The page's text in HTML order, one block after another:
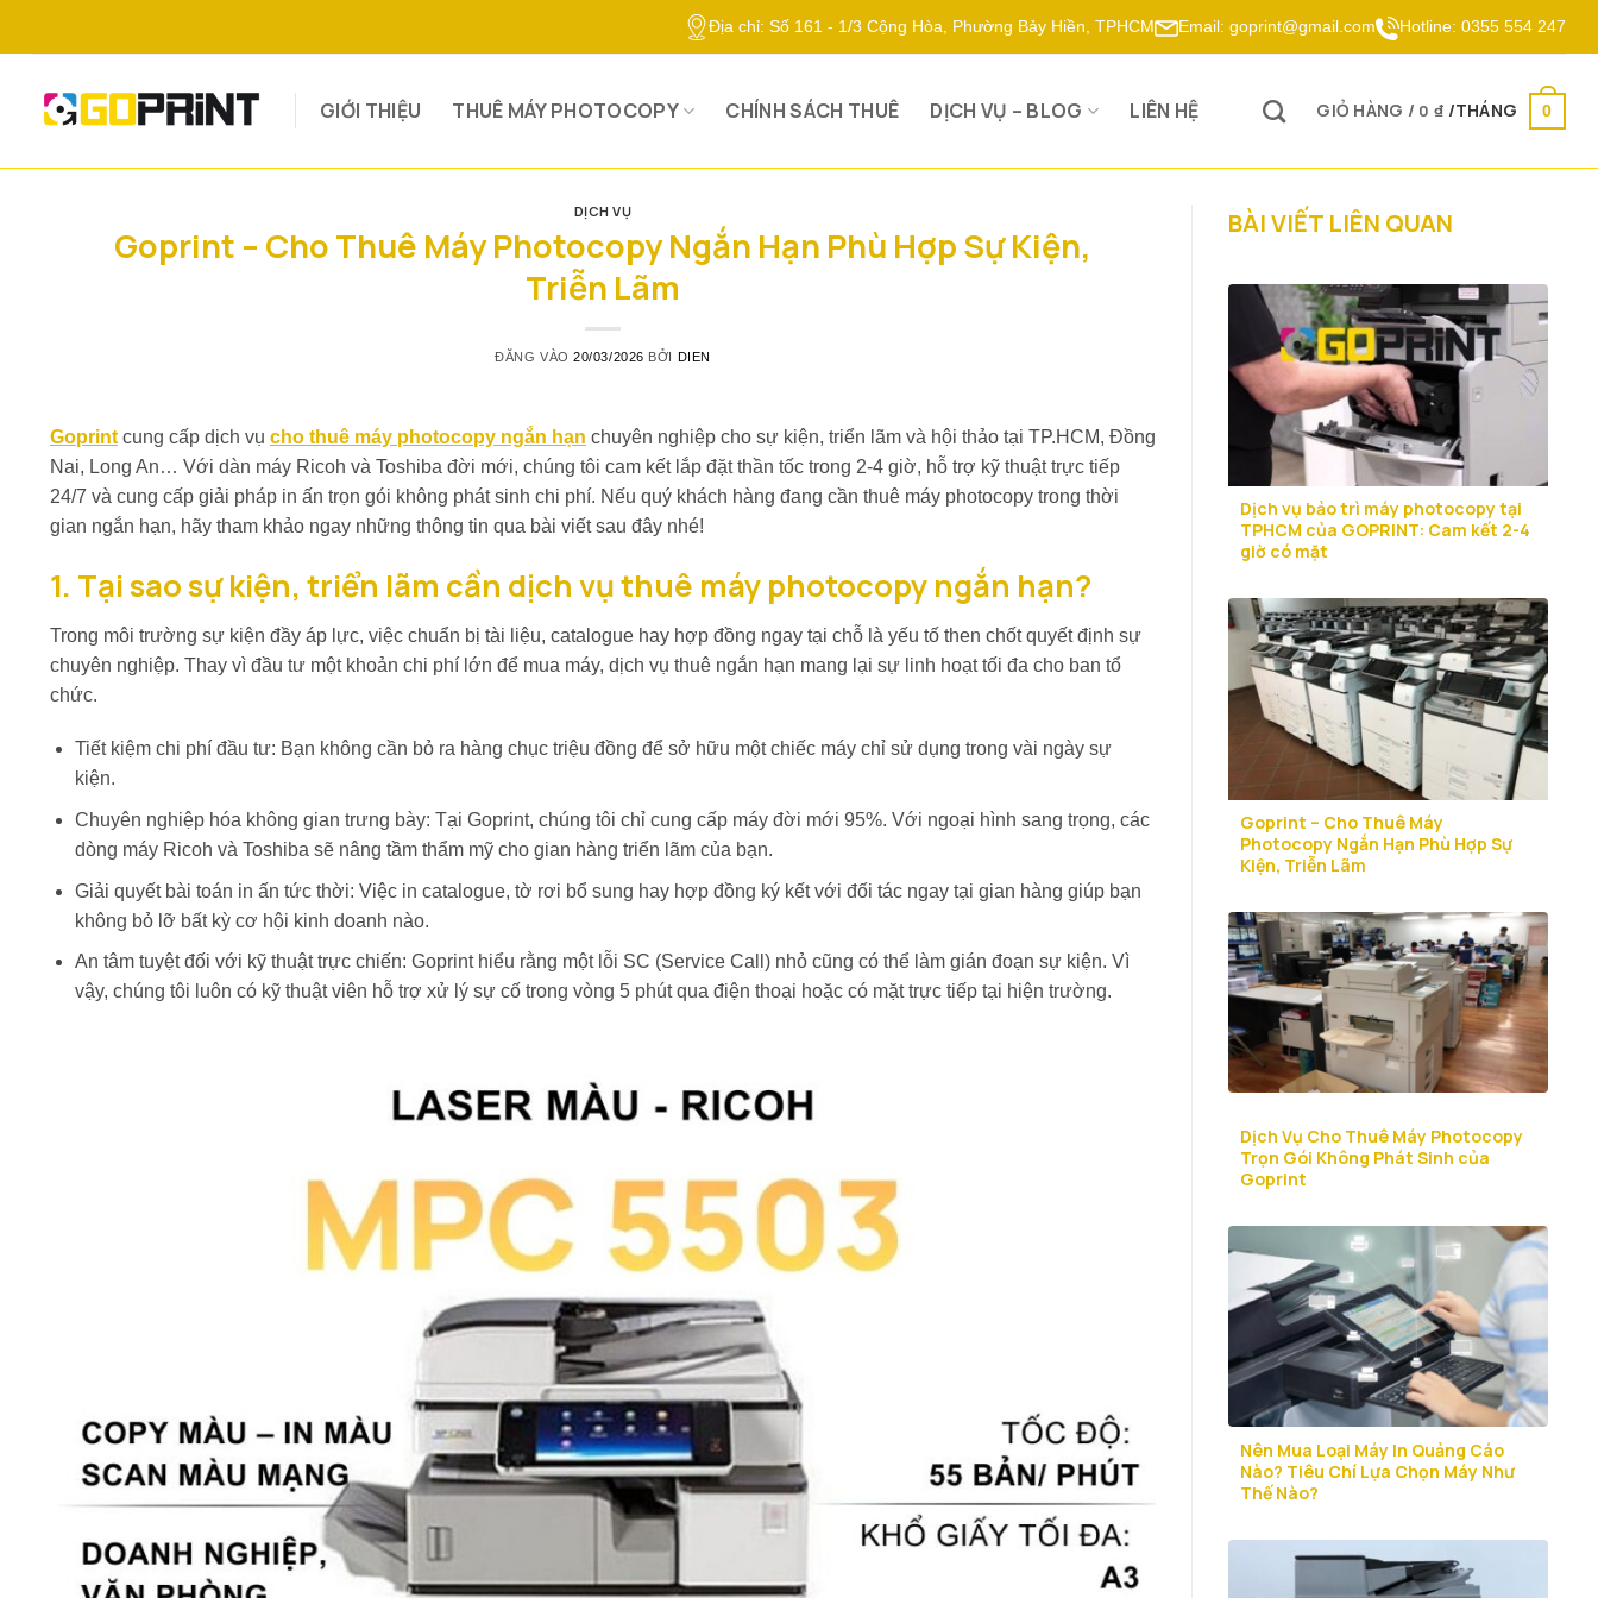
Địa chỉ: Số 161 - 1/3 Cộng Hòa, Phường Bảy Hiền, TPHCM Email: goprint@gmail.com Hotline: 0355 554 247
GIỚI THIỆU THUÊ MÁY PHOTOCOPY CHÍNH SÁCH THUÊ DỊCH VỤ – BLOG LIÊN HỆ GIỎ HÀNG / 0 ₫ 0
DỊCH VỤ
Goprint – Cho Thuê Máy Photocopy Ngắn Hạn Phù Hợp Sự Kiện,
Triễn Lãm
ĐĂNG VÀO20/03/2026 BỞI DIEN
Goprint cung cấp dịch vụ cho thuê máy photocopy ngắn hạn chuyên nghiệp cho sự kiện, triển lãm và hội thảo tại TP.HCM, Đồng
Nai, Long An… Với dàn máy Ricoh và Toshiba đời mới, chúng tôi cam kết lắp đặt thần tốc trong 2-4 giờ, hỗ trợ kỹ thuật trực tiếp
24/7 và cung cấp giải pháp in ấn trọn gói không phát sinh chi phí. Nếu quý khách hàng đang cần thuê máy photocopy trong thời
gian ngắn hạn, hãy tham khảo ngay những thông tin qua bài viết sau đây nhé!
1. Tại sao sự kiện, triển lãm cần dịch vụ thuê máy photocopy ngắn hạn?
Trong môi trường sự kiện đầy áp lực, việc chuẩn bị tài liệu, catalogue hay hợp đồng ngay tại chỗ là yếu tố then chốt quyết định sự
chuyên nghiệp. Thay vì đầu tư một khoản chi phí lớn để mua máy, dịch vụ thuê ngắn hạn mang lại sự linh hoạt tối đa cho ban tổ
chức.
Tiết kiệm chi phí đầu tư: Bạn không cần bỏ ra hàng chục triệu đồng để sở hữu một chiếc máy chỉ sử dụng trong vài ngày sự
kiện.
Chuyên nghiệp hóa không gian trưng bày: Tại Goprint, chúng tôi chỉ cung cấp máy đời mới 95%. Với ngoại hình sang trọng, các
dòng máy Ricoh và Toshiba sẽ nâng tầm thẩm mỹ cho gian hàng triển lãm của bạn.
Giải quyết bài toán in ấn tức thời: Việc in catalogue, tờ rơi bổ sung hay hợp đồng ký kết với đối tác ngay tại gian hàng giúp bạn
không bỏ lỡ bất kỳ cơ hội kinh doanh nào.
An tâm tuyệt đối với kỹ thuật trực chiến: Goprint hiểu rằng một lỗi SC (Service Call) nhỏ cũng có thể làm gián đoạn sự kiện. Vì
vậy, chúng tôi luôn có kỹ thuật viên hỗ trợ xử lý sự cố trong vòng 5 phút qua điện thoại hoặc có mặt trực tiếp tại hiện trường.
BÀI VIẾT LIÊN QUAN
Dịch vụ bảo trì máy photocopy tại
TPHCM của GOPRINT: Cam kết 2-4
giờ có mặt
Goprint – Cho Thuê Máy
Photocopy Ngắn Hạn Phù Hợp Sự
Kiện, Triễn Lãm
Dịch Vụ Cho Thuê Máy Photocopy
Trọn Gói Không Phát Sinh của
Goprint
Nên Mua Loại Máy In Quảng Cáo
Nào? Tiêu Chí Lựa Chọn Máy Như
Thế Nào?